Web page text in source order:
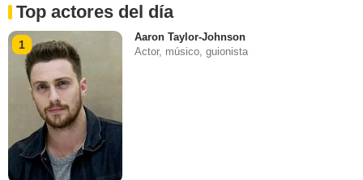
Top actores del día
1
Aaron Taylor-Johnson
Actor, músico, guionista